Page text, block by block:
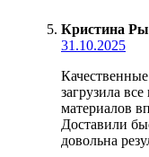
Кристина
31.10.2025
загрузила
материалов
Доставили
довольна